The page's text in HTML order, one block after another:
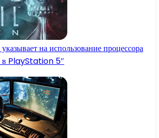
на использование процессора
PlayStation 5″